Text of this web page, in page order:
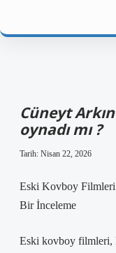
Cüneyt
oynadı mı ?
Tarih: Nisan 22, 2026
Eski Kovboy Filmleri
Bir İnceleme
Eski kovboy filmleri,